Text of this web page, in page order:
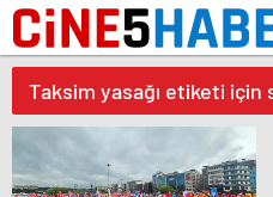
Taksim yasağı etiketi için